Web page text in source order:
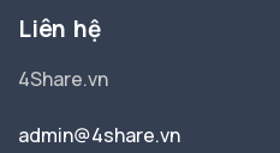
Liên hệ
4Share.vn
admin@4share.vn